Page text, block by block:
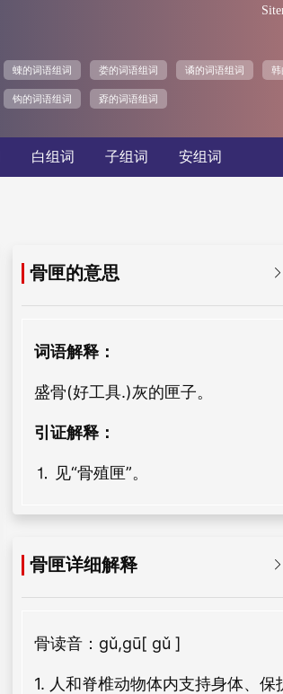
蝀的词语组词 娄的词语组词 谲的词语组词 韩
钩的词语组词 孬的词语组词
白组词 子组词 安组词

骨匣的意思
词语解释：
盛骨(好工具.)灰的匣子。
引证解释：
⒈ 见“骨殖匣”。

骨匣详细解释
骨读音：gǔ,gū[ gǔ ]
1. 人和脊椎动物体内支持身体、保